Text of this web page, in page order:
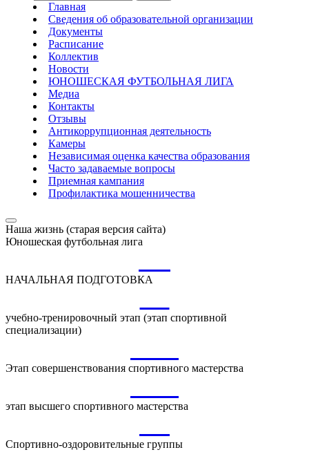
Главная
Сведения об образовательной организации
Документы
Расписание
Коллектив
Новости
ЮНОШЕСКАЯ ФУТБОЛЬНАЯ ЛИГА
Медиа
Контакты
Отзывы
Антикоррупционная деятельность
Камеры
Независимая оценка качества образования
Часто задаваемые вопросы
Приемная кампания
Профилактика мошенничества
Наша жизнь (старая версия сайта)
Юношеская футбольная лига
НАЧАЛЬНАЯ ПОДГОТОВКА
учебно-тренировочный этап (этап спортивной
специализации)
Этап совершенствования спортивного мастерства
этап высшего спортивного мастерства
Спортивно-оздоровительные группы